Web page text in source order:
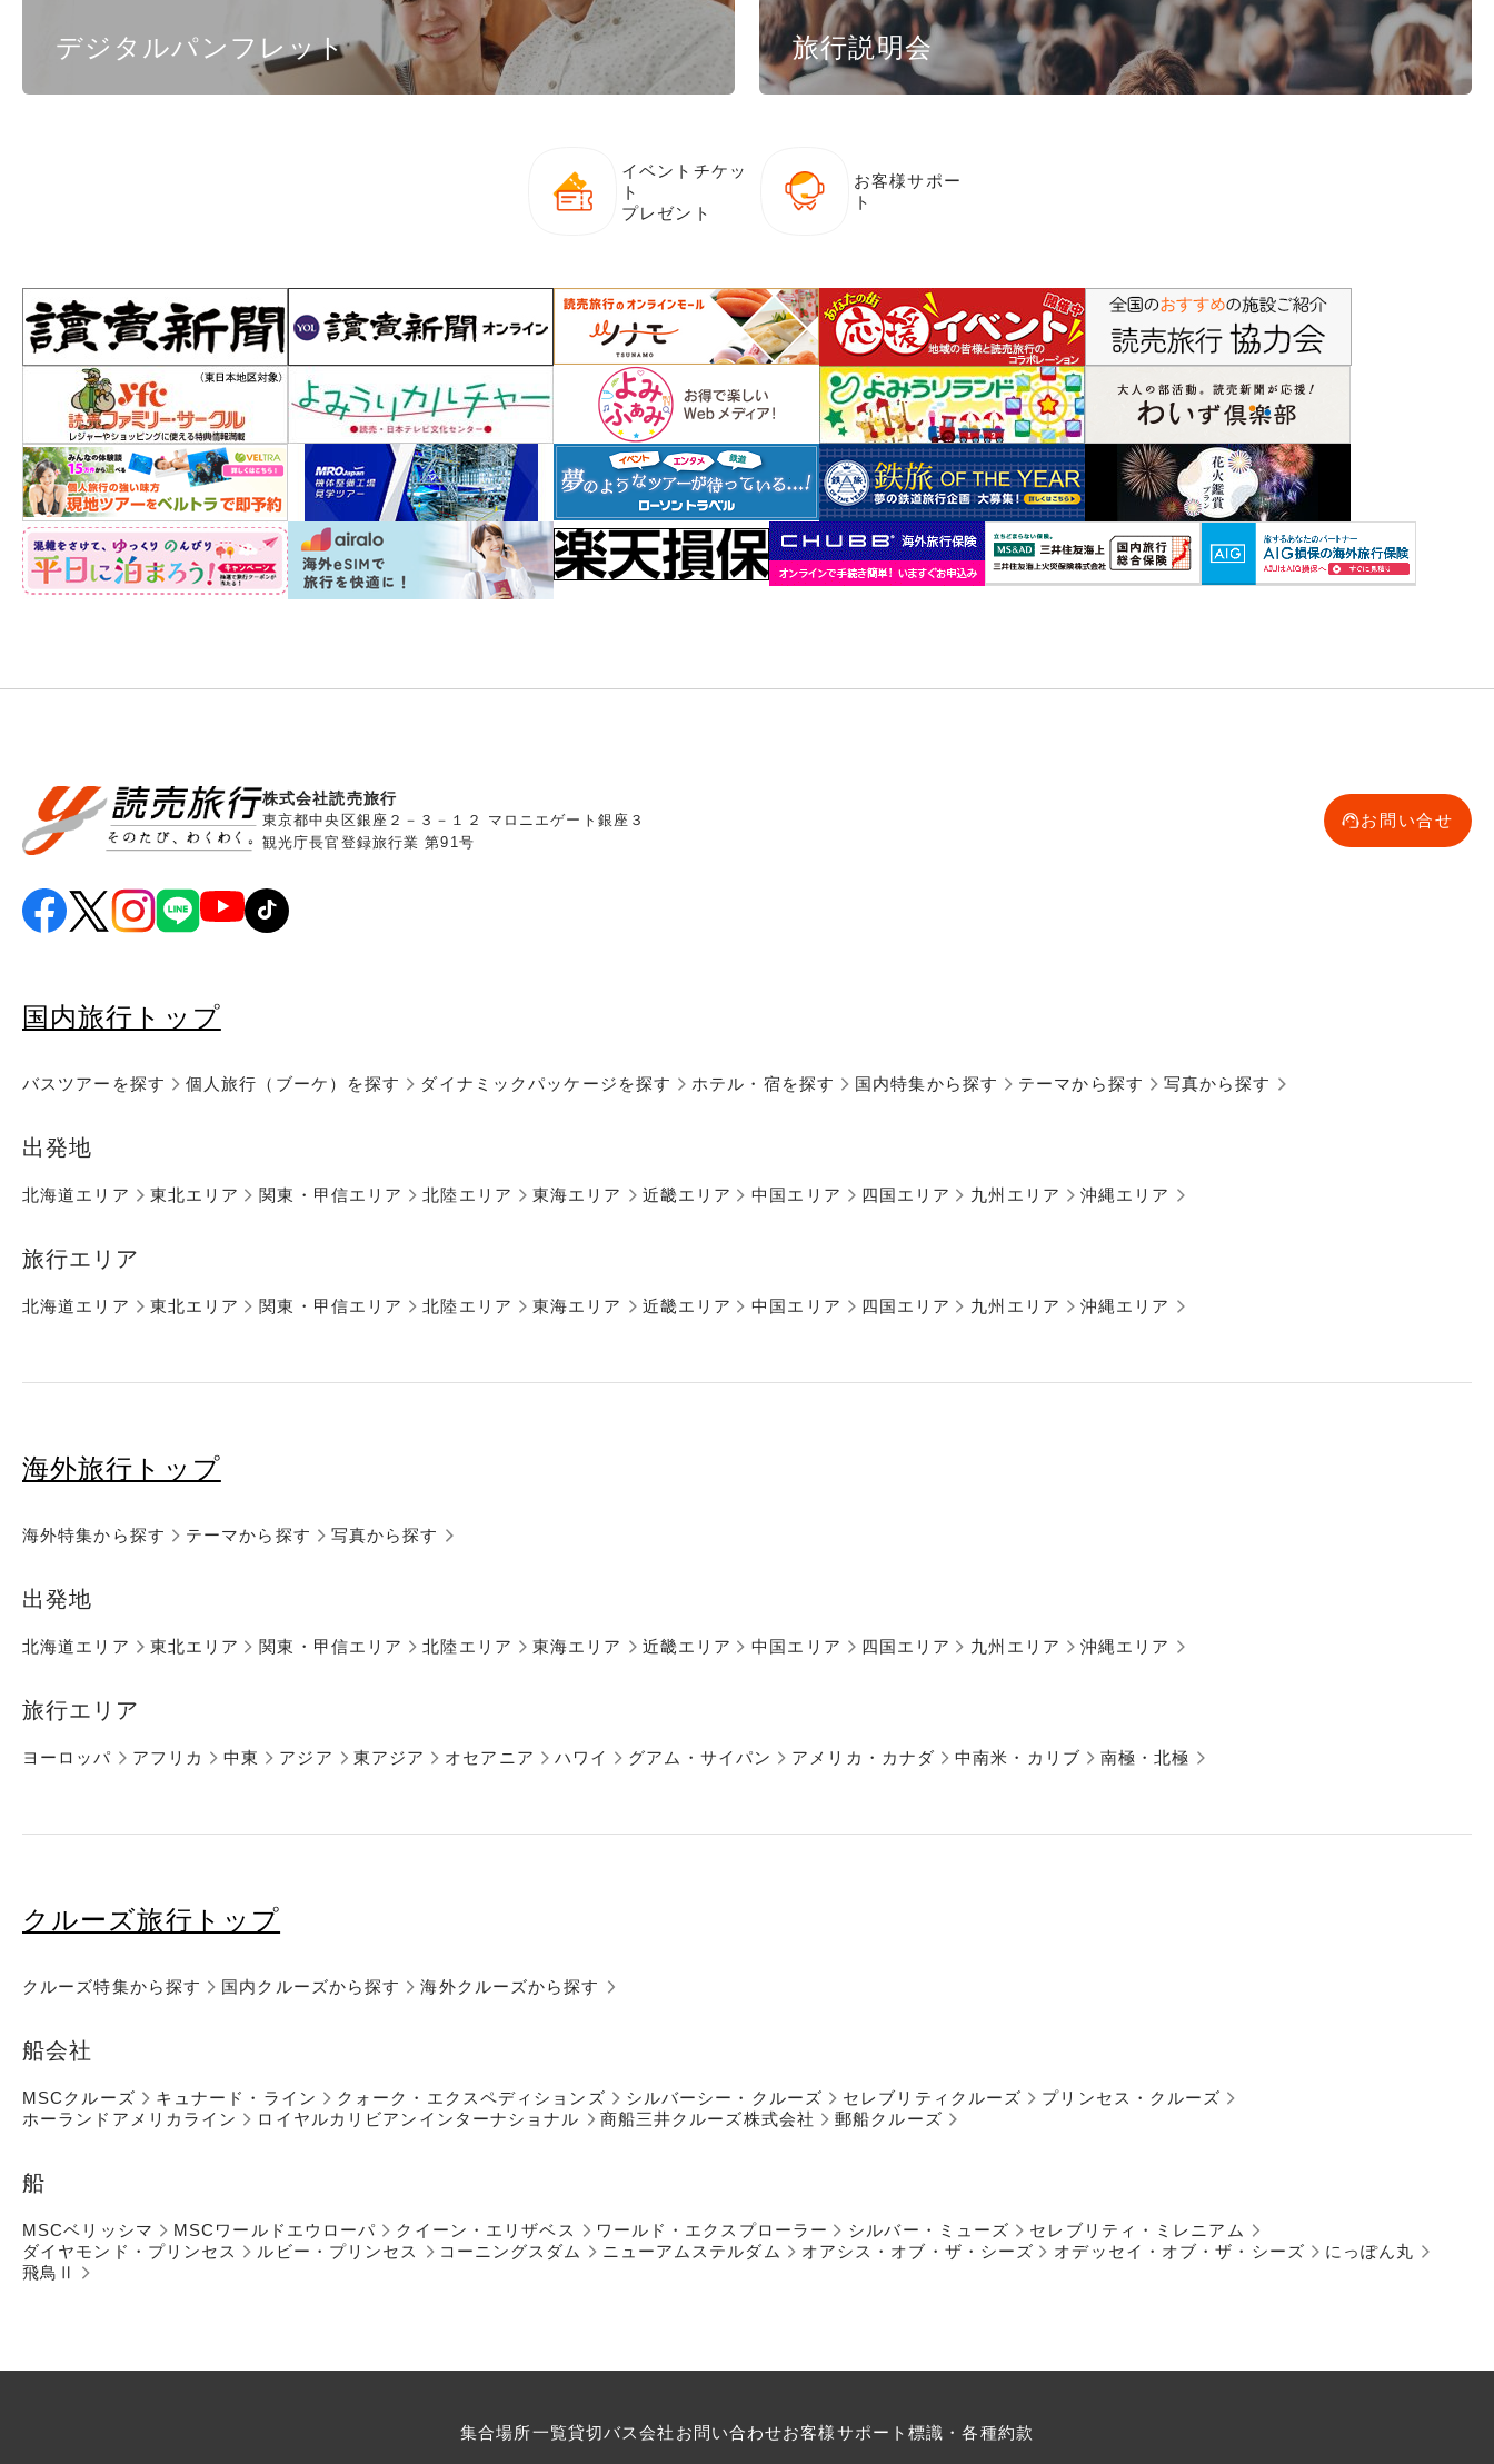
デジタルパンフレット 旅行説明会
イベントチケッ
ト
プレゼント
お客様サポー
ト
株式会社読売旅行
東京都中央区銀座２－３－１２ マロニエゲート銀座３
観光庁長官登録旅行業 第91号
お問い合せ
国内旅行トップ
バスツアーを探す 個人旅行（ブーケ）を探す ダイナミックパッケージを探す ホテル・宿を探す 国内特集から探す テーマから探す 写真から探す
出発地
北海道エリア 東北エリア 関東・甲信エリア 北陸エリア 東海エリア 近畿エリア 中国エリア 四国エリア 九州エリア 沖縄エリア
旅行エリア
北海道エリア 東北エリア 関東・甲信エリア 北陸エリア 東海エリア 近畿エリア 中国エリア 四国エリア 九州エリア 沖縄エリア
海外旅行トップ
海外特集から探す テーマから探す 写真から探す
出発地
北海道エリア 東北エリア 関東・甲信エリア 北陸エリア 東海エリア 近畿エリア 中国エリア 四国エリア 九州エリア 沖縄エリア
旅行エリア
ヨーロッパ アフリカ 中東 アジア 東アジア オセアニア ハワイ グアム・サイパン アメリカ・カナダ 中南米・カリブ 南極・北極
クルーズ旅行トップ
クルーズ特集から探す 国内クルーズから探す 海外クルーズから探す
船会社
MSCクルーズ キュナード・ライン クォーク・エクスペディションズ シルバーシー・クルーズ セレブリティクルーズ
プリンセス・クルーズ
ホーランドアメリカライン
ロイヤルカリビアンインターナショナル 商船三井クルーズ株式会社 郵船クルーズ
船
MSCベリッシマ MSCワールドエウローパ クイーン・エリザベス ワールド・エクスプローラー シルバー・ミューズ
セレブリティ・ミレニアム
ダイヤモンド・プリンセス
ルビー・プリンセス コーニングスダム ニューアムステルダム オアシス・オブ・ザ・シーズ オデッセイ・オブ・ザ・シーズ
にっぽん丸
飛鳥Ⅱ
集合場所一覧貸切バス会社 お問い合わせお客様サポート標識・各種約款